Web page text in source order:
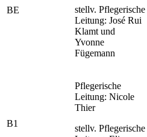
BE
stellv. Pflegerische
Leitung: José Rui
Klamt und
Yvonne
Fügemann
B1
Pflegerische
Leitung: Nicole
Thier
stellv. Pflegerische